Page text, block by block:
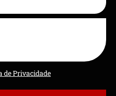
de Privacidade